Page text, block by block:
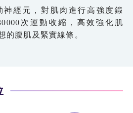
神經元，對肌肉進行高強度鍛
次運動收縮，高效強化肌
的腹肌及緊實線條。